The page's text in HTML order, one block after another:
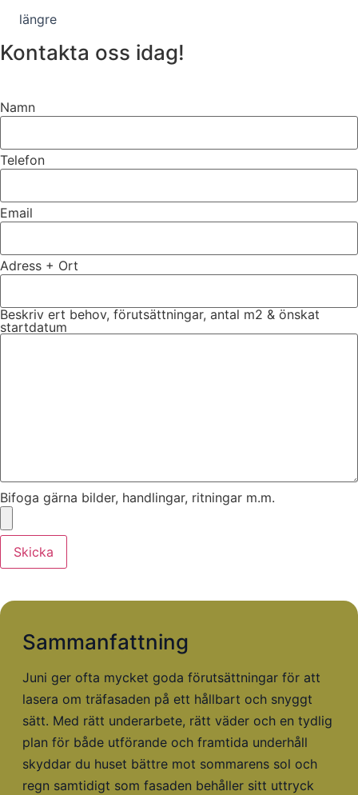
längre
Kontakta oss idag!
Namn
Telefon
Email
Adress + Ort
Beskriv ert behov, förutsättningar, antal m2 & önskat
startdatum
Bifoga gärna bilder, handlingar, ritningar m.m.
Skicka
Sammanfattning
Juni ger ofta mycket goda förutsättningar för att
lasera om träfasaden på ett hållbart och snyggt
sätt. Med rätt underarbete, rätt väder och en tydlig
plan för både utförande och framtida underhåll
skyddar du huset bättre mot sommarens sol och
regn samtidigt som fasaden behåller sitt uttryck